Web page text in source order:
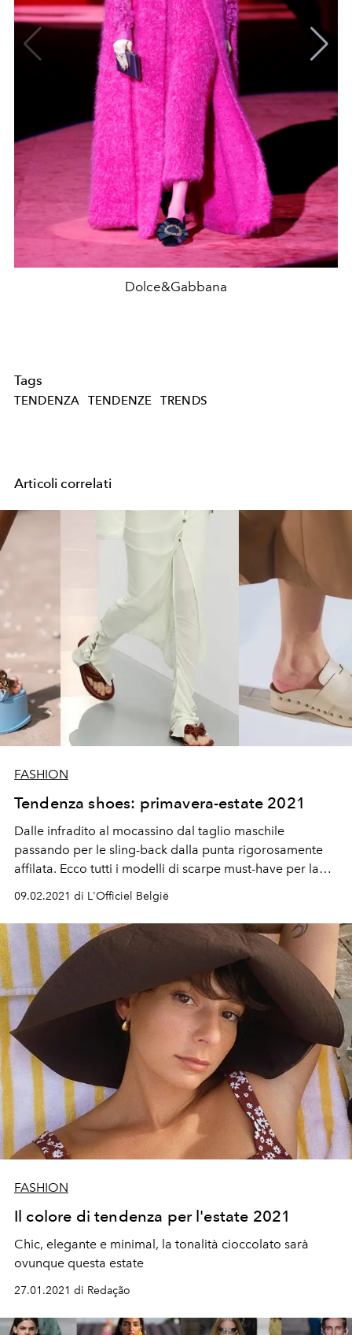
Dolce&Gabbana
Tags
TENDENZA TENDENZE TRENDS
Articoli correlati
FASHION
Tendenza shoes: primavera-estate 2021
Dalle infradito al mocassino dal taglio maschile
passando per le sling-back dalla punta rigorosamente
affilata. Ecco tutti i modelli di scarpe must-have per la
09.02.2021 di L'Officiel België
FASHION
Il colore di tendenza per l'estate 2021
Chic, elegante e minimal, la tonalità cioccolato sarà
ovunque questa estate
27.01.2021 di Redação